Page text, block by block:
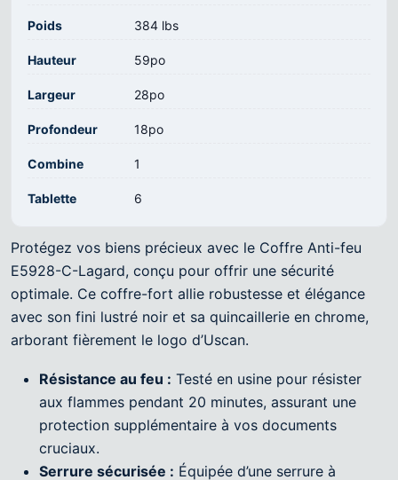
Poids 384 lbs
Hauteur 59po
Largeur 28po
Profondeur 18po
Combine 1
Tablette 6
Protégez vos biens précieux avec le Coffre Anti-feu
E5928-C-Lagard, conçu pour offrir une sécurité
optimale. Ce coffre-fort allie robustesse et élégance
avec son fini lustré noir et sa quincaillerie en chrome,
arborant fièrement le logo d’Uscan.
Résistance au feu : Testé en usine pour résister
aux flammes pendant 20 minutes, assurant une
protection supplémentaire à vos documents
cruciaux.
Serrure sécurisée : Équipée d’une serrure à